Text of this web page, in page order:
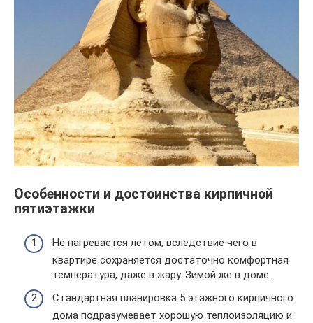
Особенности и достоинства кирпичной
пятиэтажки
Не нагревается летом, вследствие чего в
квартире сохраняется достаточно комфортная
температура, даже в жару. Зимой же в доме .
Стандартная планировка 5 этажного кирпичного
дома подразумевает хорошую теплоизоляцию и